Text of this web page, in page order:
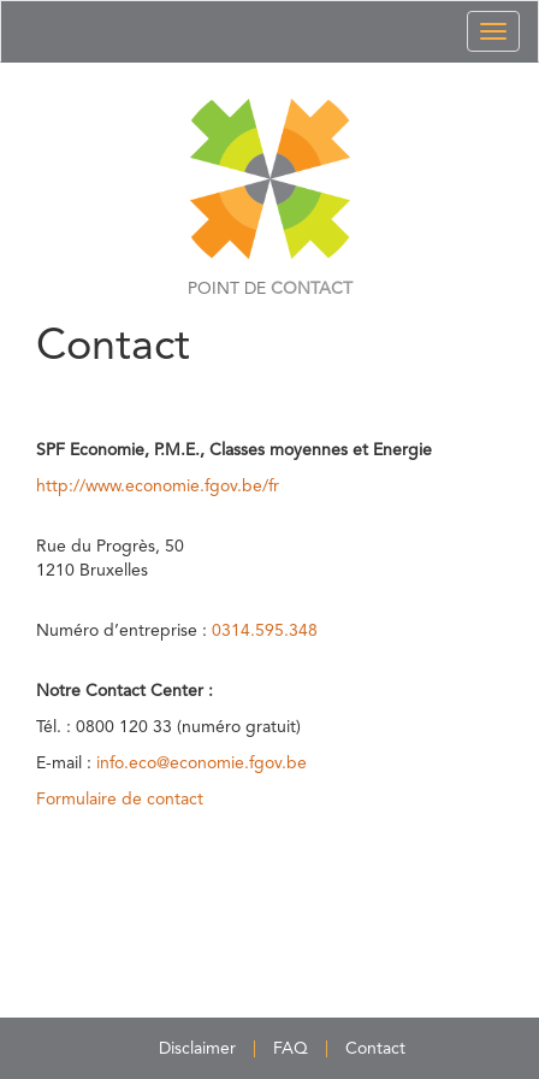
POINT DE CONTACT
Contact
SPF Economie, P.M.E., Classes moyennes et Energie
http://www.economie.fgov.be/fr
Rue du Progrès, 50
1210 Bruxelles
Numéro d’entreprise : 0314.595.348
Notre Contact Center :
Tél. : 0800 120 33 (numéro gratuit)
E-mail : info.eco@economie.fgov.be
Formulaire de contact
Disclaimer FAQ Contact